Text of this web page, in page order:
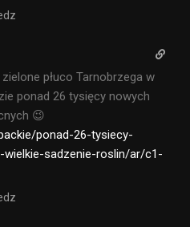
płuco Tarnobrzega w
ponad 26 tysięcy nowych
😉
ponad-26-tysiecy-
sadzenie-roslin/ar/c1-